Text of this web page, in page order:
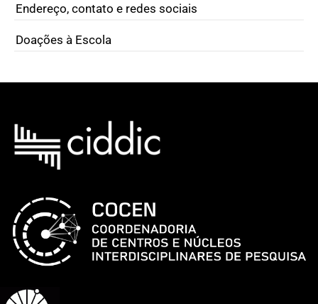
Endereço, contato e redes sociais
Doações à Escola